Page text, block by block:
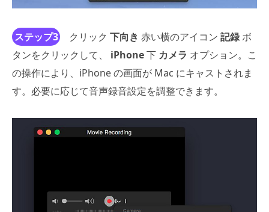
ステップ3 クリック 下向き 赤い横のアイコン 記録ボ
タンをクリックして、 iPhone下 カメラ オプション。こ
の操作により、iPhone の画面が Mac にキャストされま
す。必要に応じて音声録音設定を調整できます。